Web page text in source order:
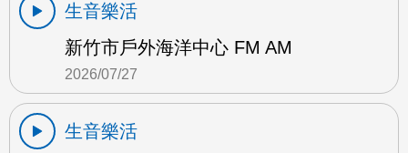
生音樂活
新竹市戶外海洋中心 FM AM
2026/07/27
生音樂活